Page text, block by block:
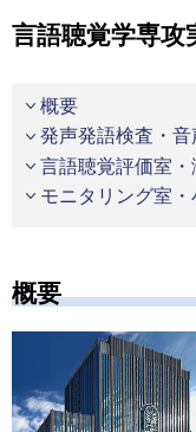
言語聴覚学専攻
概要
発声発語検査・音
言語聴覚評価室・
モニタリング室
概要